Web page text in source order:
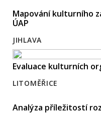
Mapování kulturního
ÚAP
JIHLAVA
Evaluace kulturních
LITOMĚŘICE
Analýza příležitostí